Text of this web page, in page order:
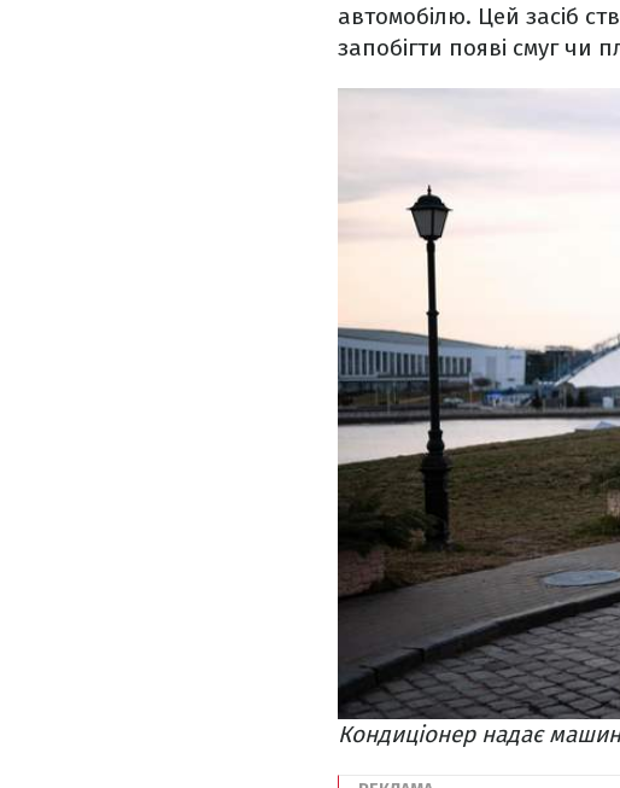
автомобілю. Цей засіб
запобігти появі смуг чи
Кондиціонер надає